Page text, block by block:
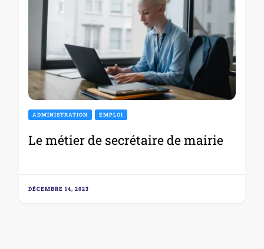
ADMINISTRATION EMPLOI
Le métier de secrétaire de mairie
DÉCEMBRE 14, 2023